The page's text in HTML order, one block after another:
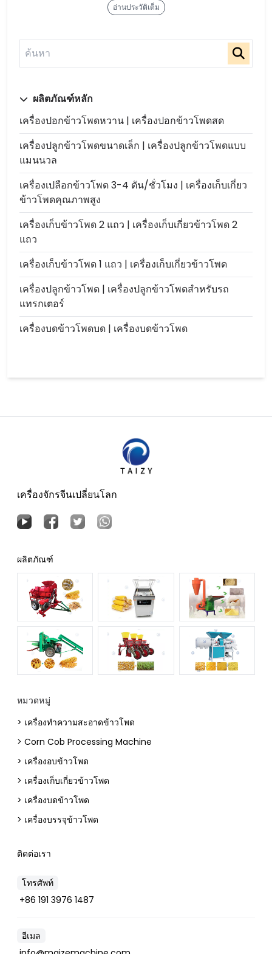
อ่านประวัติเต็ม
ผลิตภัณฑ์หลัก
เครื่องปอกข้าวโพดหวาน | เครื่องปอกข้าวโพดสด
เครื่องปลูกข้าวโพดขนาดเล็ก | เครื่องปลูกข้าวโพดแบบ
แมนนวล
เครื่องเปลือกข้าวโพด 3-4 ตัน/ชั่วโมง | เครื่องเก็บเกี่ยว
ข้าวโพดคุณภาพสูง
เครื่องเก็บข้าวโพด 2 แถว | เครื่องเก็บเกี่ยวข้าวโพด 2
แถว
เครื่องเก็บข้าวโพด 1 แถว | เครื่องเก็บเกี่ยวข้าวโพด
เครื่องปลูกข้าวโพด | เครื่องปลูกข้าวโพดสำหรับรถ
แทรกเตอร์
เครื่องบดข้าวโพดบด | เครื่องบดข้าวโพด
เครื่องจักรจีนเปลี่ยนโลก
ผลิตภัณฑ์
หมวดหมู่
> เครื่องทำความสะอาดข้าวโพด
> Corn Cob Processing Machine
> เครื่องอบข้าวโพด
> เครื่องเก็บเกี่ยวข้าวโพด
> เครื่องบดข้าวโพด
> เครื่องบรรจุข้าวโพด
ติดต่อเรา
โทรศัพท์
+86 191 3976 1487
อีเมล